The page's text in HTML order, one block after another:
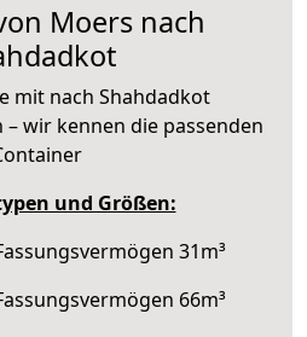
Moers nach
mit nach Shahdadkot
wir kennen die passenden
und Größen:
31m³
66m³